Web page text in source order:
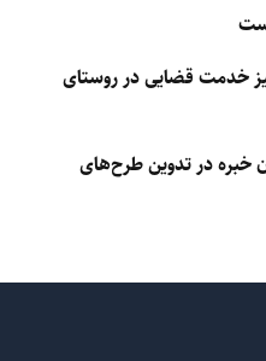
خدمت قضایی در روستای
خبره در تدوین طرح‌های